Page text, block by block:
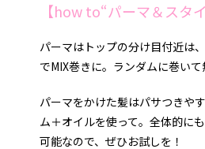
【how to“パーマ＆スタ
パーマはトップの分け目付近は
でMIX巻きに。ランダムに巻い
パーマをかけた髪はパサつきや
ム＋オイルを使って。全体的に
可能なので、ぜひお試しを！